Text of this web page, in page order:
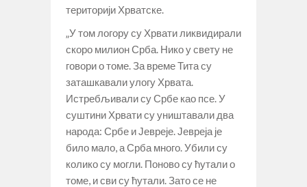
територији Хрватске.
„У том логору су Хрвати ликвидирали
скоро милион Срба. Нико у свету не
говори о томе. За време Тита су
заташкавали улогу Хрвата.
Истребљивали су Србе као псе. У
суштини Хрвати су уништавали два
народа: Србе и Јевреје. Јевреја је
било мало, а Срба много. Убили су
колико су могли. Поново су ћутали о
томе, и сви су ћутали. Зато се не